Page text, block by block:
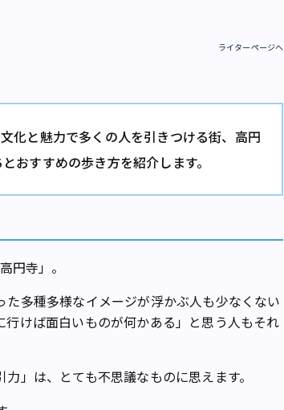
ライターページへ
化と魅力で多くの人を引きつける街、高円
おすすめの歩き方を紹介します。
円寺」。
た多種多様なイメージが浮かぶ人も少なくない
けば面白いものが何かある」と思う人もそれ
」は、とても不思議なものに思えます。